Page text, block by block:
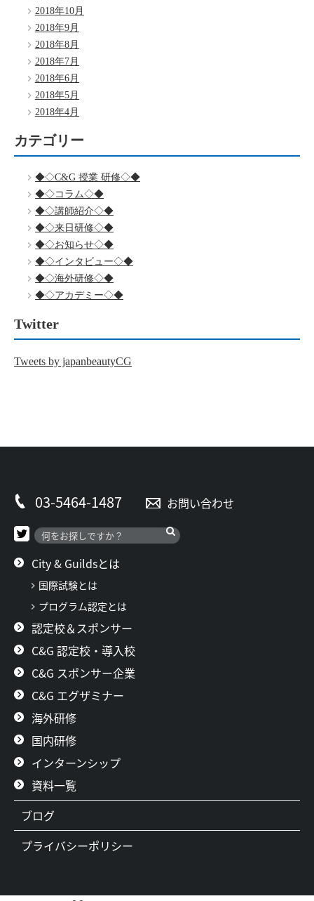
2018年10月
2018年9月
2018年8月
2018年7月
2018年6月
2018年5月
2018年4月
カテゴリー
◆◇C&G 授業 研修◇◆
◆◇コラム◇◆
◆◇講師紹介◇◆
◆◇来日研修◇◆
◆◇お知らせ◇◆
◆◇インタビュー◇◆
◆◇海外研修◇◆
◆◇アカデミー◇◆
Twitter
Tweets by japanbeautyCG
03-5464-1487 お問い合わせ
City & Guildsとは
国際試験とは
プログラム認定とは
認定校＆スポンサー
C&G 認定校・導入校
C&G スポンサー企業
C&G エグザミナー
海外研修
国内研修
インターンシップ
資料一覧
ブログ
プライバシーポリシー